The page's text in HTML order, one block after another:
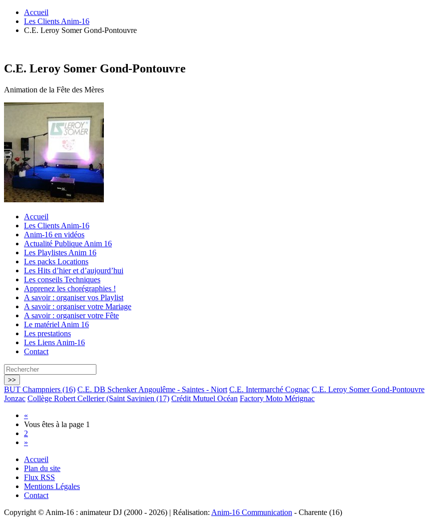
Accueil
Les Clients Anim-16
C.E. Leroy Somer Gond-Pontouvre
C.E. Leroy Somer Gond-Pontouvre
Animation de la Fête des Mères
Accueil
Les Clients Anim-16
Anim-16 en vidéos
Actualité Publique Anim 16
Les Playlistes Anim 16
Les packs Locations
Les Hits d’hier et d’aujourd’hui
Les conseils Techniques
Apprenez les chorégraphies !
A savoir : organiser vos Playlist
A savoir : organiser votre Mariage
A savoir : organiser votre Fête
Le matériel Anim 16
Les prestations
Les Liens Anim-16
Contact
BUT Champniers (16) C.E. DB Schenker Angoulême - Saintes - Niort C.E. Intermarché Cognac C.E. Leroy Somer Gond-Pontouvre
Jonzac Collège Robert Cellerier (Saint Savinien (17) Crédit Mutuel Océan Factory Moto Mérignac
«
Vous êtes à la page 1
2
»
Accueil
Plan du site
Flux RSS
Mentions Légales
Contact
Copyright © Anim-16 : animateur DJ (2000 - 2026) | Réalisation: Anim-16 Communication - Charente (16)